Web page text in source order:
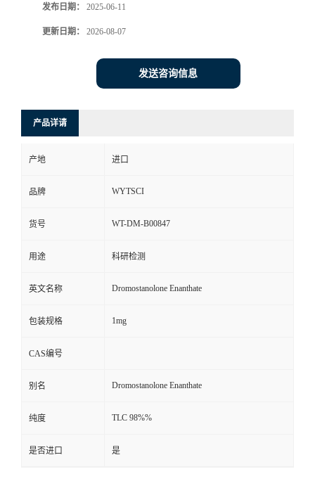
发布日期： 2025-06-11
更新日期： 2026-08-07
发送咨询信息
产品详请
产地 进口
品牌 WYTSCI
货号 WT-DM-B00847
用途 科研检测
英文名称 Dromostanolone Enanthate
包装规格 1mg
CAS编号
别名 Dromostanolone Enanthate
纯度 TLC 98%%
是否进口 是